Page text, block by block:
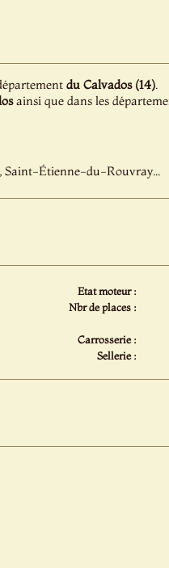
du Calvados (14).
ainsi que dans les
Saint-Étienne-du-Rouvray...
Etat moteur :
Nbr de places :
Carrosserie :
Sellerie :